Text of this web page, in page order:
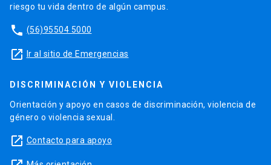
riesgo tu vida dentro de algún campus.
phone (56)95504 5000
launch Ir al sitio de Emergencias
DISCRIMINACIÓN Y VIOLENCIA
Orientación y apoyo en casos de discriminación, violencia de
género o violencia sexual.
launch Contacto para apoyo